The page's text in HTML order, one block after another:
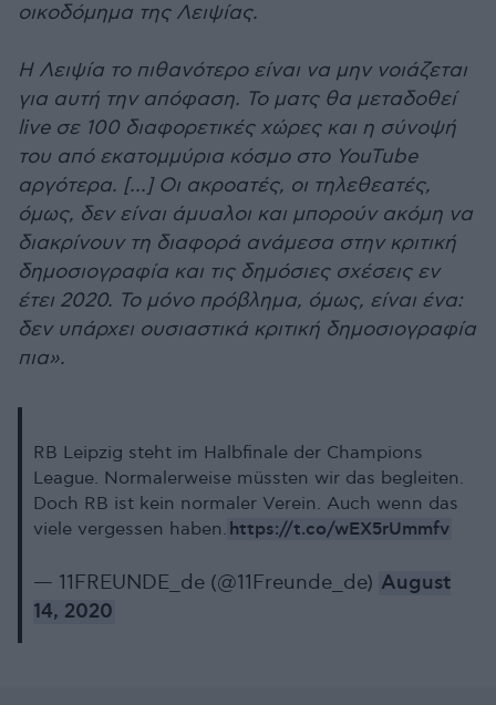
οικοδόμημα της Λειψίας.
Η Λειψία το πιθανότερο είναι να μην νοιάζεται
για αυτή την απόφαση. Το ματς θα μεταδοθεί
live σε 100 διαφορετικές χώρες και η σύνοψή
του από εκατομμύρια κόσμο στο YouTube
αργότερα. [...] Οι ακροατές, οι τηλεθεατές,
όμως, δεν είναι άμυαλοι και μπορούν ακόμη να
διακρίνουν τη διαφορά ανάμεσα στην κριτική
δημοσιογραφία και τις δημόσιες σχέσεις εν
έτει 2020. Το μόνο πρόβλημα, όμως, είναι ένα:
δεν υπάρχει ουσιαστικά κριτική δημοσιογραφία
πια».
RB Leipzig steht im Halbfinale der Champions
League. Normalerweise müssten wir das begleiten.
Doch RB ist kein normaler Verein. Auch wenn das
viele vergessen haben. https://t.co/wEX5rUmmfv
— 11FREUNDE_de (@11Freunde_de) August
14, 2020